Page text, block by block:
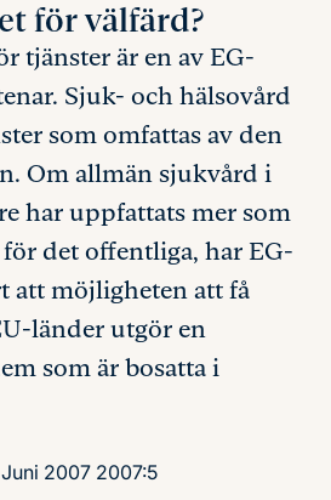
för välfärd?
tjänster är en av EG-
Sjuk- och hälsovård
som omfattas av den
Om allmän sjukvård i
har uppfattats mer som
det offentliga, har EG-
att möjligheten att få
länder utgör en
som är bosatta i
Juni 2007 2007:5